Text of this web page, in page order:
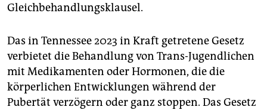
Gleichbehandlungsklausel.
Das in Tennessee 2023 in Kraft getretene Gesetz
verbietet die Behandlung von Trans-Jugendlichen
mit Medikamenten oder Hormonen, die die
körperlichen Entwicklungen während der
Pubertät verzögern oder ganz stoppen. Das Gesetz